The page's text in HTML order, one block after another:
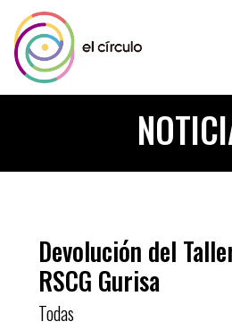
Devolución del
RSCG Gurisa
Todas